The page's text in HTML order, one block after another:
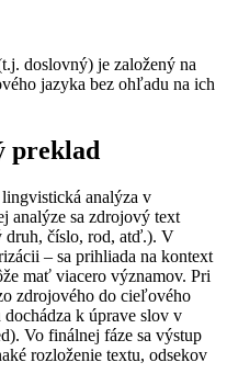
doslovný) je založený na
jazyka bez ohľadu na ich
preklad
analýza v
sa zdrojový text
druh, číslo, rod, atď.). V
– sa prihliada na kontext
mať viacero významov. Pri
zdrojového do cieľového
dochádza k úprave slov v
Vo finálnej fáze sa výstup
rozloženie textu, odsekov